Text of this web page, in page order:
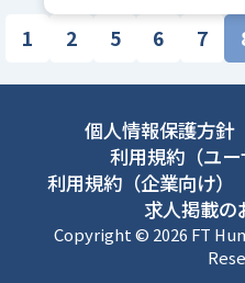
1
2 5 6 7
個人情報保護方針
利用規約（ユー
利用規約（企業向け）
求人掲載の
Copyright © 2026 FT